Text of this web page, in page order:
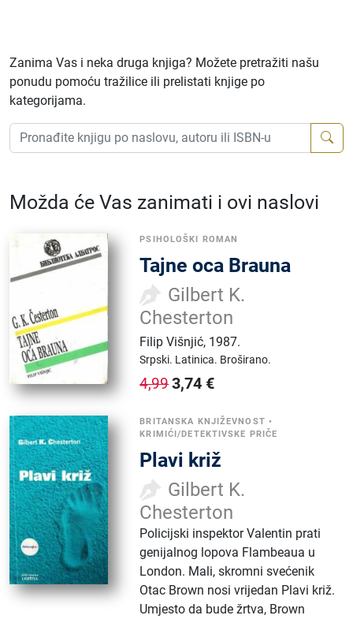
Zanima Vas i neka druga knjiga? Možete pretražiti našu
ponudu pomoću tražilice ili prelistati knjige po
kategorijama.
Možda će Vas zanimati i ovi naslovi
PSIHOLOŠKI ROMAN
Tajne oca Brauna
Gilbert K.
Chesterton
Filip Višnjić, 1987.
Srpski. Latinica. Broširano.
4,993,74 €
BRITANSKA KNJIŽEVNOST •
KRIMIĆI/DETEKTIVSKE PRIČE
Plavi križ
Gilbert K.
Chesterton
Policijski inspektor Valentin prati
genijalnog lopova Flambeaua u
London. Mali, skromni svećenik
Otac Brown nosi vrijedan Plavi križ.
Umjesto da bude žrtva, Brown